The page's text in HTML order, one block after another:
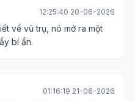
12:25:40 20-06-2026
về vũ trụ, nó mở ra một
bí ẩn.
01:16:19 21-06-2026